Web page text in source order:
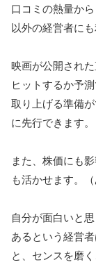
口コミの熱量か
以外の経営者に
映画が公開され
ヒットするか予
取り上げる準備
に先行できます。
また、株価にも
も活かせます。
自分が面白いと
あるという経営
と、センスを磨